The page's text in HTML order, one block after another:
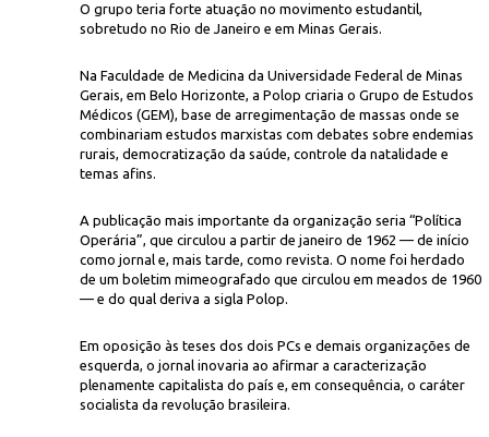
O grupo teria forte atuação no movimento estudantil,
sobretudo no Rio de Janeiro e em Minas Gerais.
Na Faculdade de Medicina da Universidade Federal de Minas
Gerais, em Belo Horizonte, a Polop criaria o Grupo de Estudos
Médicos (GEM), base de arregimentação de massas onde se
combinariam estudos marxistas com debates sobre endemias
rurais, democratização da saúde, controle da natalidade e
temas afins.
A publicação mais importante da organização seria “Política
Operária”, que circulou a partir de janeiro de 1962 — de início
como jornal e, mais tarde, como revista. O nome foi herdado
de um boletim mimeografado que circulou em meados de 1960
— e do qual deriva a sigla Polop.
Em oposição às teses dos dois PCs e demais organizações de
esquerda, o jornal inovaria ao afirmar a caracterização
plenamente capitalista do país e, em consequência, o caráter
socialista da revolução brasileira.